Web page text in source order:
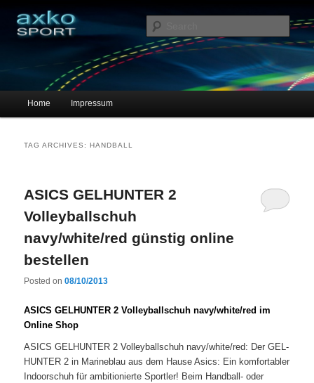
axko-sport – Sportschuhe online
Main menu
Skip to primary content
Skip to secondary content
Home Impressum
TAG ARCHIVES:HANDBALL
ASICS GELHUNTER 2
Volleyballschuh
navy/white/red günstig online
bestellen
Posted on08/10/2013
ASICS GELHUNTER 2 Volleyballschuh navy/white/red im
Online Shop
ASICS GELHUNTER 2 Volleyballschuh navy/white/red: Der GEL-
HUNTER 2 in Marineblau aus dem Hause Asics: Ein komfortabler
Indoorschuh für ambitionierte Sportler! Beim Handball- oder